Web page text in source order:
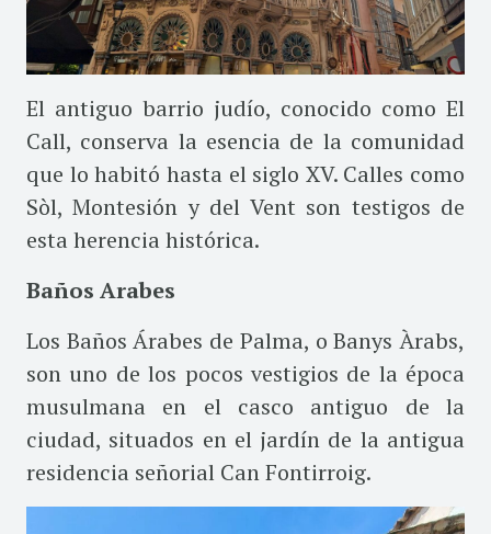
El antiguo barrio judío, conocido como El
Call, conserva la esencia de la comunidad
que lo habitó hasta el siglo XV. Calles como
Sòl, Montesión y del Vent son testigos de
esta herencia histórica.
Baños Arabes
Los Baños Árabes de Palma, o Banys Àrabs,
son uno de los pocos vestigios de la época
musulmana en el casco antiguo de la
ciudad, situados en el jardín de la antigua
residencia señorial Can Fontirroig.